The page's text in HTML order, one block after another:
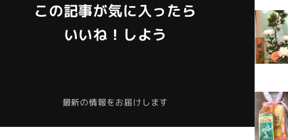
この記事が気に入ったら
いいね！しよう
最新の情報をお届けします